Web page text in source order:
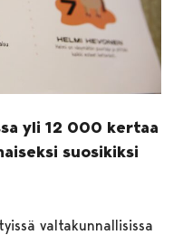
yli 12 000 kertaa
suosikiksi
valtakunnallisissa